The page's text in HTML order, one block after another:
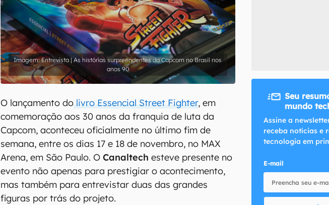
Entrevista | As histórias surpreendentes da Capcom no Brasil nos
anos 90
O lançamento do livro Essencial Street Fighter, em
comemoração aos 30 anos da franquia de luta da
Capcom, aconteceu oficialmente no último fim de
semana, entre os dias 17 e 18 de novembro, no MAX
Arena, em São Paulo. OCanaltech esteve presente no
evento não apenas para prestigiar o acontecimento,
mas também para entrevistar duas das grandes
figuras por trás do projeto.
Seu
mundo
Assine a
receba notícias e
tecnologia em
E-mail